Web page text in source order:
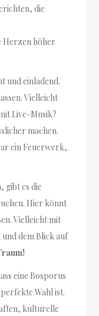
die
Herzen höher
und einladend.
Vielleicht
Live-Musik?
machen.
ein Feuerwerk,
gibt es die
Hier könnt
Vielleicht mit
dem Blick auf
eine Bosporus
Wahl ist.
kulturelle